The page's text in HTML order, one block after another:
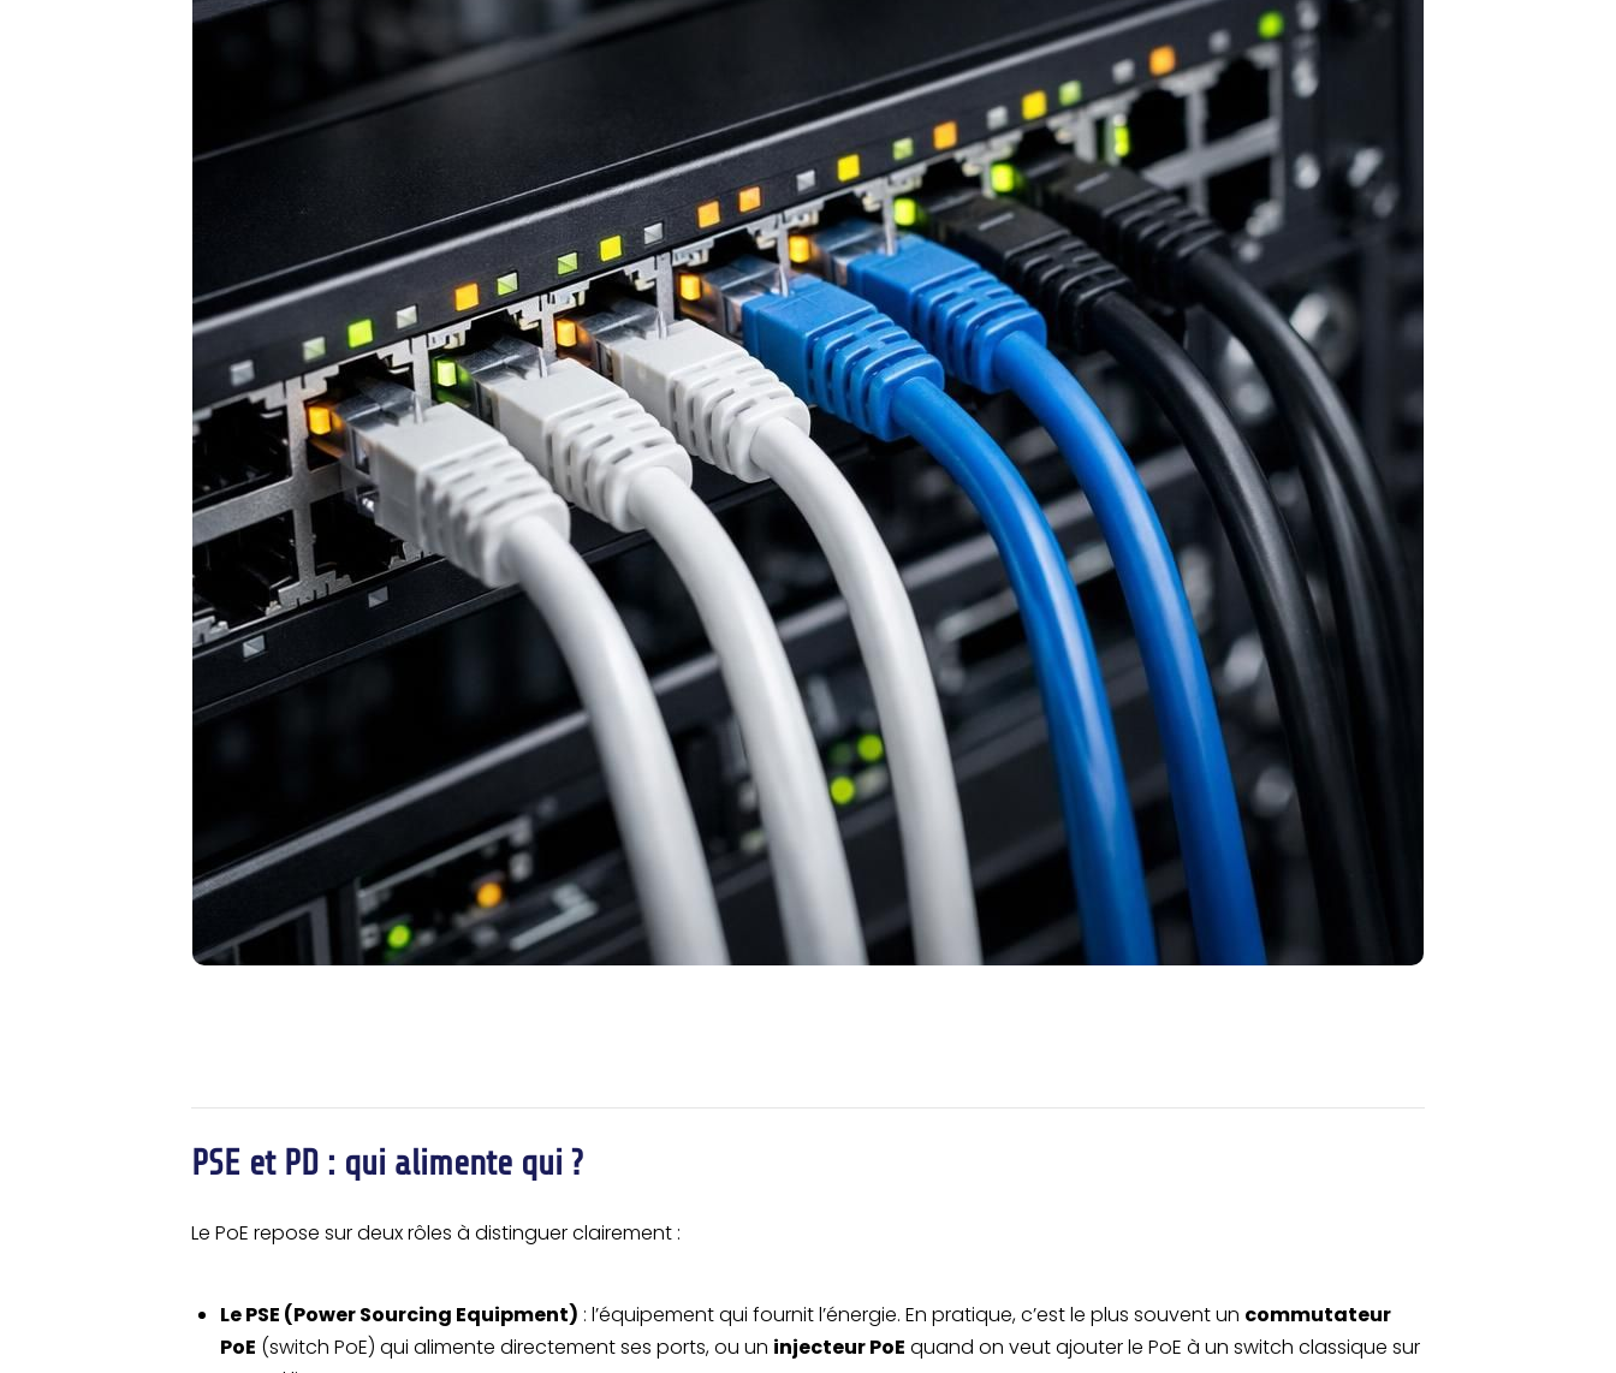
PSE et PD : qui alimente qui ?
Le PoE repose sur deux rôles à distinguer clairement :
Le PSE (Power Sourcing Equipment) : l’équipement qui fournit l’énergie. En pratique, c’est le plus souvent un commutateur
PoE (switch PoE) qui alimente directement ses ports, ou un injecteur PoE quand on veut ajouter le PoE à un switch classique sur